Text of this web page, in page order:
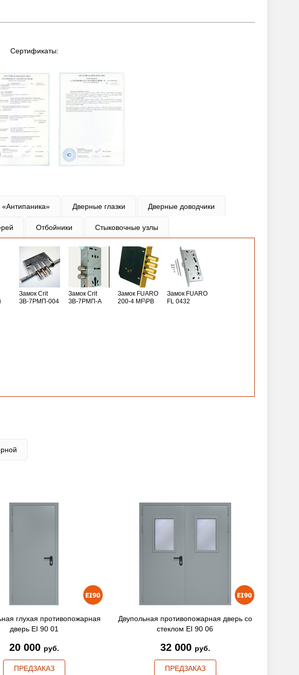
Сертификаты:
Дверные глазки Дверные доводчики
Отбойники Стыковочные узлы
Замок Crit
ЗВ-7РМП-004
Замок Crit
ЗВ-7РМП-А
Замок FUARO
200-4 MF\РВ
Замок FUARO
FL 0432
глухая противопожарная
дверь EI 90 01
20 000 руб.
ПРЕДЗАКАЗ
Двупольная противопожарная дверь со
стеклом EI 90 06
32 000 руб.
ПРЕДЗАКАЗ